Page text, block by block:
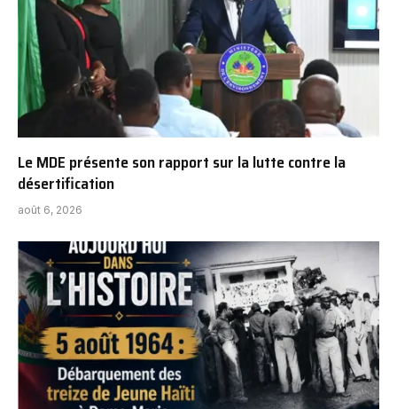
Le MDE présente son rapport sur la lutte contre la
désertification
août 6, 2026